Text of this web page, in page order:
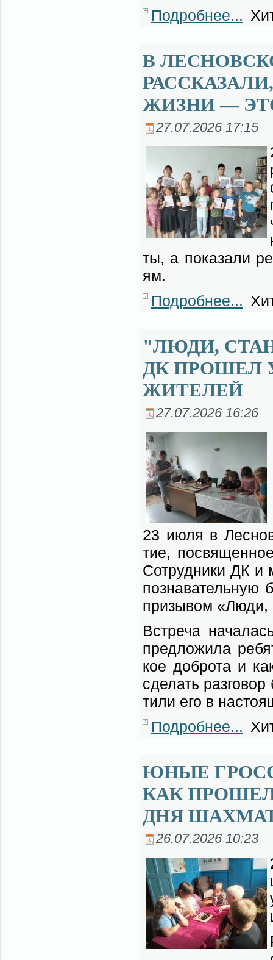
Подробнее...
В
ЖИЗНИ —
27.07.2026 17:15
ты, а по­ка­за­ли
ям.
Подробнее...
"ЛЮДИ,
ДК ПРОШЕЛ
ЖИТЕЛЕЙ
27.07.2026 16:26
23 июля в
тие,
Со­труд­ни­ки ДК и
по­зна­ва­тель­ную
при­зы­вом «Лю­ди,
Встре­ча
пред­ло­жи­ла
кое доб­ро­та и
сде­лать
ти­ли его в
Подробнее...
ЮНЫЕ
КАК
ДНЯ
26.07.2026 10:23